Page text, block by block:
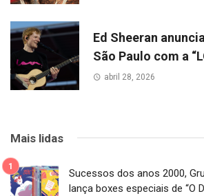
Ed Sheeran
São Paulo com a
abril 28, 2026
Mais lidas
Sucessos dos anos 2000,
lança boxes especiais de “O